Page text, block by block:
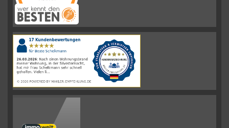
Schelkmann
Immobilienhat
|110Schelkmann
ImmobilienBewertungen
auf
werkenntdenBESTEN.de